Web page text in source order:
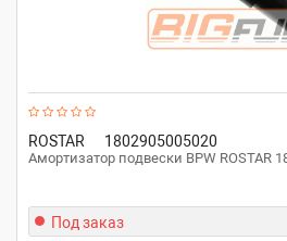
ROSTAR 1802905005020
Амортизатор подвески BPW ROSTAR
Под заказ